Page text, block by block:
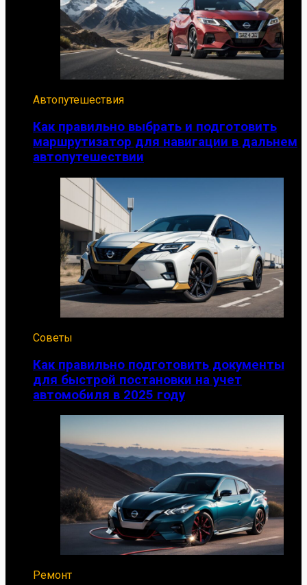
Автопутешествия
Как правильно выбрать и подготовить
маршрутизатор для навигации в дальнем
автопутешествии
Советы
Как правильно подготовить документы
для быстрой постановки на учет
автомобиля в 2025 году
Ремонт